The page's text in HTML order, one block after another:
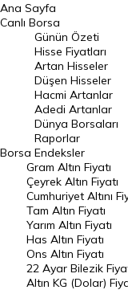
BIST 100 Hisseleri
En Çok Artan Hisseler
En Çok Düşen Hisseler
Hacmi Artanlar
Geçmiş Kapanışlar
Dünya Borsaları
Raporlar
Endeksler
DÖVİZ
Döviz Kuru
Dolar Kuru
Ana Sayfa
Canlı Borsa
Borsa
Günün Özeti
Hisse Fiyatları
Artan Hisseler
Düşen Hisseler
Hacmi Artanlar
Adedi Artanlar
Dünya Borsaları
Raporlar
Endeksler
Gram Altın Fiyatı
Çeyrek Altın Fiyatı
Cumhuriyet Altını
Tam Altın Fiyatı
Yarım Altın Fiyatı
Has Altın Fiyatı
Ons Altın Fiyatı
22 Ayar Bilezik
Altın KG (Dolar)